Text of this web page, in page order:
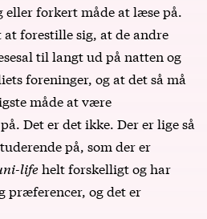
eller forkert måde at læse på.
forestille sig, at de andre
til langt ud på natten og
foreninger, og at det så må
måde at være
Det er det ikke. Der er lige så
på, som der er
lifehelt forskelligt og har
præferencer, og det er